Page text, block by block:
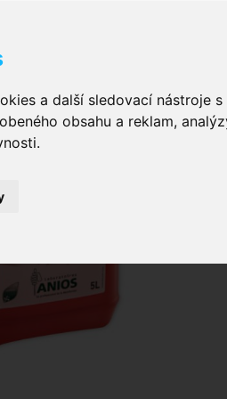
a další sledovací nástroje s
obsahu a reklam,
,Inkontinenční kalhotky
inkontinenční plavky